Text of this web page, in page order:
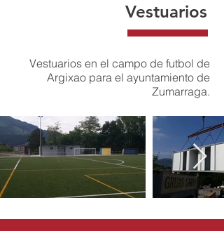
Vestuarios
Vestuarios en el campo de futbol de
Argixao para el ayuntamiento de
Zumarraga.